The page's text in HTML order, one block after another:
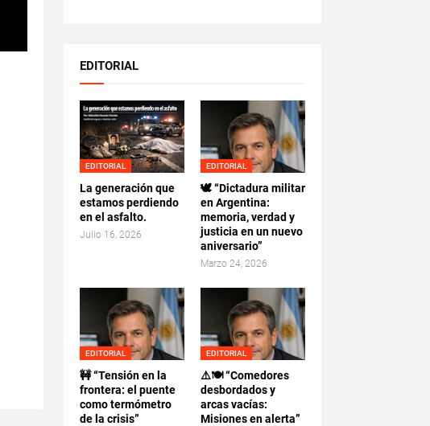
EDITORIAL
EDITORIAL
La generación que
estamos perdiendo
en el asfalto.
Julio 16, 2026
EDITORIAL
🕊️ “Dictadura militar
en Argentina:
memoria, verdad y
justicia en un nuevo
aniversario”
Marzo 24, 2026
EDITORIAL
🚧 “Tensión en la
frontera: el puente
como termómetro
de la crisis”
EDITORIAL
⚠️🍽️ “Comedores
desbordados y
arcas vacías:
Misiones en alerta”